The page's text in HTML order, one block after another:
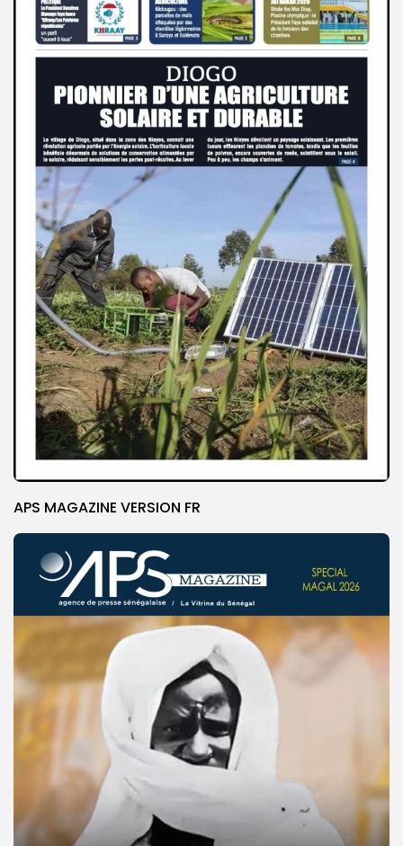
APS MAGAZINE VERSION FR